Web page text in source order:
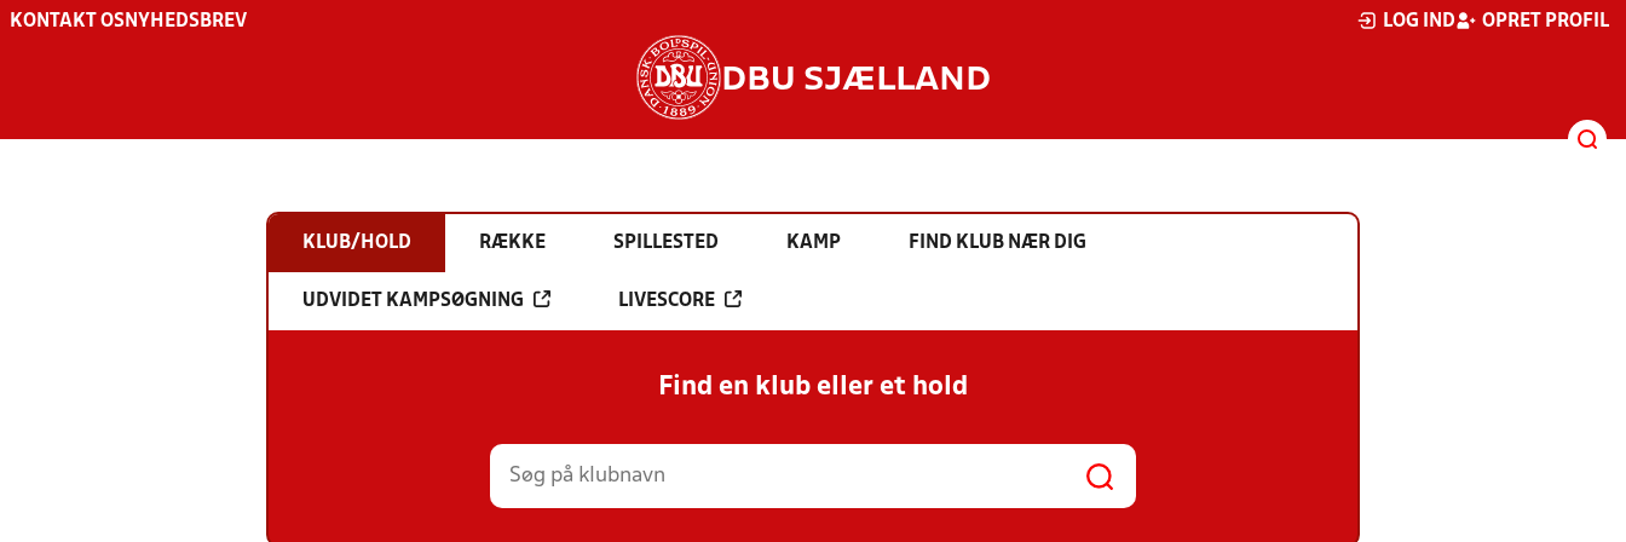
KONTAKT OS NYHEDSBREV LOG IND OPRET PROFIL
DBU SJÆLLAND
KLUB/HOLD RÆKKE SPILLESTED KAMP FIND KLUB NÆR DIG
UDVIDET KAMPSØGNING LIVESCORE
Find en klub eller et hold